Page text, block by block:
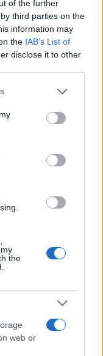
of the further
third parties on the
information may
the IAB’s List of
disclose it to other
or more Google
You may click to
party tags to
in below Google
the
web or
τα έκτακτα
ισχύει από
μπαρ,